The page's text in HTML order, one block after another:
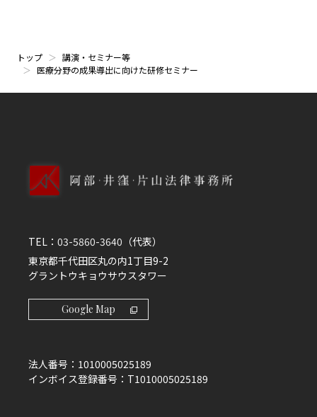
トップ
講演・セミナー等
医療分野の成果導出に向けた研修セミナー
TEL： 03-5860-3640 （代表）
東京都千代田区丸の内1丁目9-2
グラントウキョウサウスタワー
Google Map
法人番号： 1010005025189
インボイス登録番号： T1010005025189